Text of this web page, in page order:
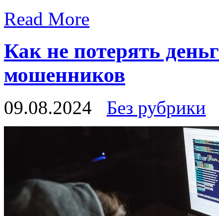
Read More
Как не потерять
мошенников
09.08.2024 Без рубрики